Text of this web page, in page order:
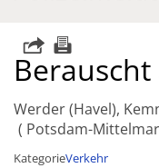
Werder (Havel),
Potsdam-
KategorieVerkehr